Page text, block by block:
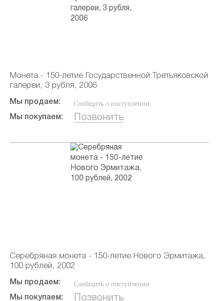
Монета - 150-летие Государственной Третьяковской
галереи, 3 рубля, 2006
Мы продаем: Сообщить о поступлении
Мы покупаем: Позвонить
Серебряная монета - 150-летие Нового Эрмитажа,
100 рублей, 2002
Мы продаем: Сообщить о поступлении
Мы покупаем: Позвонить